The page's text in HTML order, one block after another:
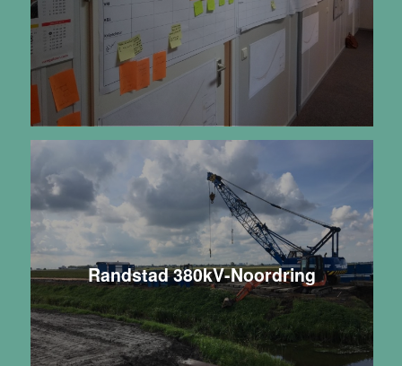
Randstad 380kV-Noordring